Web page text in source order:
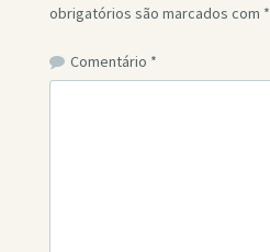
obrigatórios são marcados com *
Comentário *